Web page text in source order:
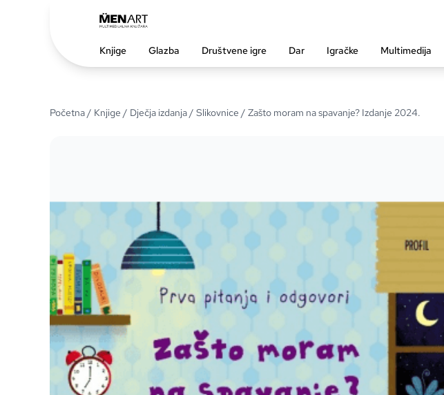
Knjige Glazba Društvene igre Dar Igračke Multimedija
Početna/ Knjige / Dječja izdanja/ Slikovnice / Zašto moram na spavanje? Izdanje 2024.